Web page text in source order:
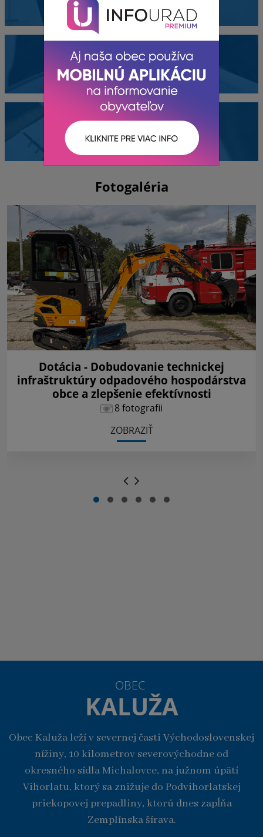
Dokumenty
Fotogaléria
Dotácia - Dobudovanie technickej
infraštruktúry odpadového hospodárstva
obce a zlepšenie efektívnosti
8 fotografii
ZOBRAZIŤ
OBEC
KALUŽA
Obec Kaluža leží v severnej časti Východoslovenskej
nížiny, 10 kilometrov severovýchodne od
okresného sídla Michalovce, na južnom úpätí
Vihorlatu, ktorý sa znižuje do Podvihorlatskej
priekopovej prepadliny, ktorú dnes zapĺňa
Zemplínska šírava.